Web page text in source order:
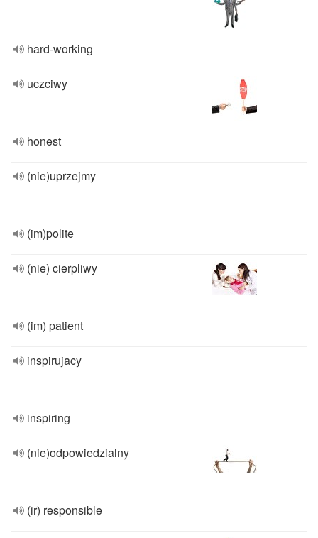
hard-working
uczciwy
honest
(nie)uprzejmy
(im)polite
(nie) cierpliwy
(im) patient
inspirujacy
inspiring
(nie)odpowiedzialny
(ir) responsible